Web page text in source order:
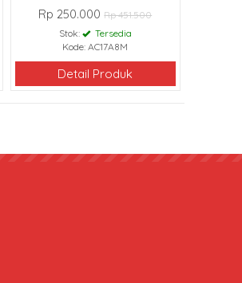
Rp 250.000Rp 451.500
Stok:
Tersedia
Kode: AC17A8M
Detail Produk